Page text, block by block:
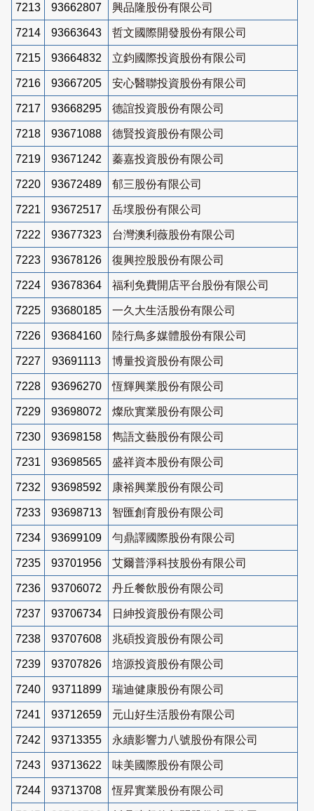
7213 93662807 興品隆股份有限公司
7214 93663643 哲文國際開發股份有限公司
7215 93664832 立鈞國際投資股份有限公司
7216 93667205 安心醫聯投資股份有限公司
7217 93668295 德誼投資股份有限公司
7218 93671088 德賢投資股份有限公司
7219 93671242 蓁嘉投資股份有限公司
7220 93672489 郁三股份有限公司
7221 93672517 岳墣股份有限公司
7222 93677323 台灣澳利薇股份有限公司
7223 93678126 復興控股股份有限公司
7224 93678364 福利免費開店平台股份有限公司
7225 93680185 一久大生活股份有限公司
7226 93684160 陸行鳥多媒體股份有限公司
7227 93691113 博量投資股份有限公司
7228 93696270 恆輝興業股份有限公司
7229 93698072 燦欣實業股份有限公司
7230 93698158 雋語文藝股份有限公司
7231 93698565 盛祥資本股份有限公司
7232 93698592 康裕興業股份有限公司
7233 93698713 智匯創育股份有限公司
7234 93699109 勻鼎譯國際股份有限公司
7235 93701956 艾爾普淨科技股份有限公司
7236 93706072 丹丘餐飲股份有限公司
7237 93706734 日紳投資股份有限公司
7238 93707608 兆碩投資股份有限公司
7239 93707826 培源投資股份有限公司
7240 93711899 瑞迪健康股份有限公司
7241 93712659 元山好生活股份有限公司
7242 93713355 永續影響力八號股份有限公司
7243 93713622 味美國際股份有限公司
7244 93713708 恆昇實業股份有限公司